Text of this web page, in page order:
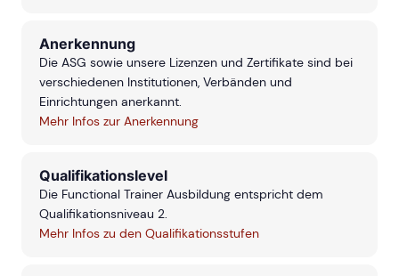
Anerkennung
Die ASG sowie unsere Lizenzen und Zertifikate sind bei
verschiedenen Institutionen, Verbänden und
Einrichtungen anerkannt.
Mehr Infos zur Anerkennung
Qualifikationslevel
Die Functional Trainer Ausbildung entspricht dem
Qualifikationsniveau 2.
Mehr Infos zu den Qualifikationsstufen